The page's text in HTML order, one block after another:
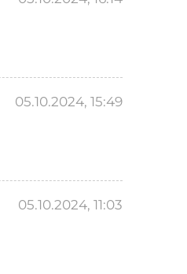
05.10.2024, 15:49
05.10.2024, 11:03